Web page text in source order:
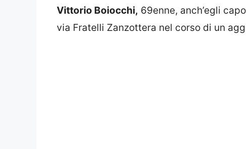
Vittorio Boiocchi, 69enne, anch’egli
via Fratelli Zanzottera nel corso di un